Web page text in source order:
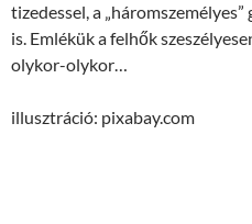
tizedessel, a
is. Emlékük a felhők
olykor-olykor…
illusztráció: pixabay.com